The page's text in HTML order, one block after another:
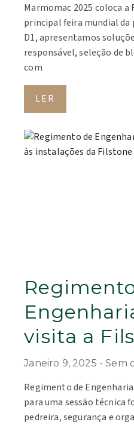
Marmomac 2025 coloca
principal feira mundial da
D1, apresentamos
responsável, seleção de
com
LER
visita a
Janeiro 9, 2025 Sem
Regimento de
para uma sessão técnica
pedreira, segurança e